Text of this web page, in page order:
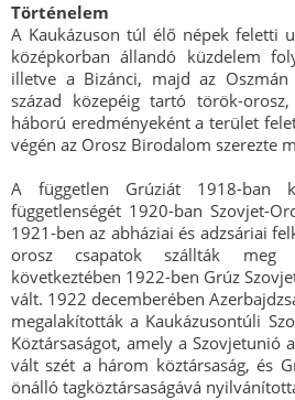
Történelem
A Kaukázuson túl élő népek feletti
középkorban állandó küzdelem
illetve a Bizánci, majd az
század közepéig tartó török-
háború eredményeként a terület
végén az Orosz Birodalom szerezte
A független Grúziát 1918-ban
függetlenségét 1920-ban Szovjet-
1921-ben az abháziai és adzsáriai
orosz csapatok szállták meg
következtében 1922-ben Grúz
vált. 1922 decemberében
megalakították a Kaukázusontúli
Köztársaságot, amely a Szovjetunió
vált szét a három köztársaság, és
önálló tagköztársaságává